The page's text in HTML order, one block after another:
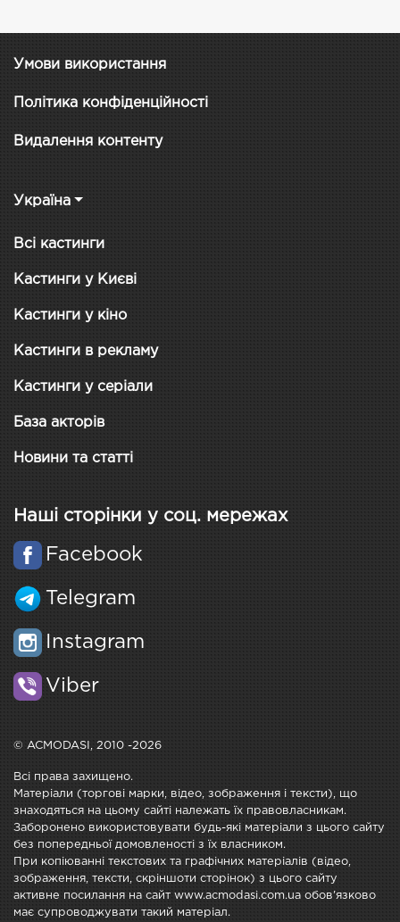
Умови використання
Політика конфіденційності
Видалення контенту
Україна
Всі кастинги
Кастинги у Києві
Кастинги у кіно
Кастинги в рекламу
Кастинги у серіали
База акторів
Новини та статті
Наші сторінки у соц. мережах
Facebook
Telegram
Instagram
Viber
© ACMODASI, 2010 -2026
Всі права захищено.
Матеріали (торгові марки, відео, зображення і тексти), що
знаходяться на цьому сайті належать їх правовласникам.
Заборонено використовувати будь-які матеріали з цього сайту
без попередньої домовленості з їх власником.
При копіюванні текстових та графічних матеріалів (відео,
зображення, тексти, скріншоти сторінок) з цього сайту
активне посилання на сайт www.acmodasi.com.ua обов'язково
має супроводжувати такий матеріал.